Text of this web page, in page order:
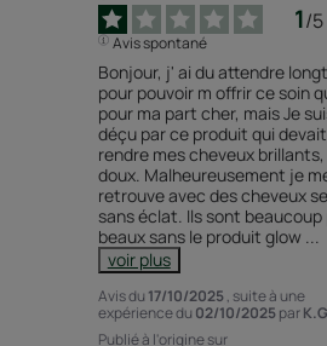
1/5
Avis spontané
Bonjour, j' ai du attendre
pour pouvoir m offrir ce soin
pour ma part cher, mais Je
déçu par ce produit qui devait
rendre mes cheveux
doux. Malheureusement je
retrouve avec des cheveux
sans éclat. Ils sont beaucoup
beaux sans le produit glow ...
voir plus
Avis du 17/10/2025, suite à une
expérience du 02/10/2025par
Publié à l'origine sur